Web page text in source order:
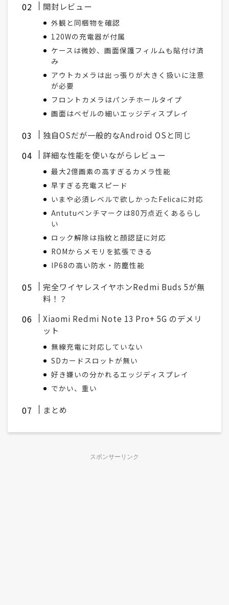
開封レビュー
外観と同梱物を確認
120Wの充電器が付属
ケースは微妙、画面保護フィルムも貼付け済
み
アウトカメラは出っ張りが大きく扱いに注意
が必要
フロントカメラはパンチホールタイプ
画面はベゼルの細いエッジディスプレイ
独自OSだが一般的なAndroid OSと同じ
詳細な性能を使いながらレビュー
最大2億画素の高すぎるカメラ性能
早すぎる充電スピード
いまや必須レベルで欲しかったFelicaに対応
Antutuベンチマークは80万点近くあるらし
い
ロック解除は指紋と顔認証に対応
ROMからメモリを拡張できる
IP68の高い防水・防塵性能
完全ワイヤレスイヤホンRedmi Buds 5が無
料！？
Xiaomi Redmi Note 13 Pro+ 5G のデメリ
ット
無線充電に対応していない
SDカードスロットが無い
好き嫌いの分かれるエッジディスプレイ
でかい、重い
まとめ
スポンサーリンク